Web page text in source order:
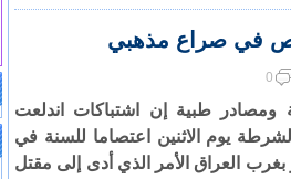
في صراع مذهبي
0
ومصادر طبية إن اشتباكات اندلعت
يوم الاثنين اعتصاما للسنة في
بغرب العراق الأمر الذي أدى إلى مقتل